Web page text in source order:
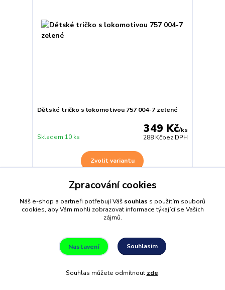
Dětské tričko s lokomotivou 757 004-7 zelené
349 Kč/ks
288 Kčbez DPH
Skladem 10 ks
Zvolit variantu
Zpracování cookies
Náš e-shop a partneři potřebují Váš souhlas s použitím souborů
cookies, aby Vám mohli zobrazovat informace týkající se Vašich
zájmů.
Nastavení Souhlasím
Souhlas můžete odmítnout zde.